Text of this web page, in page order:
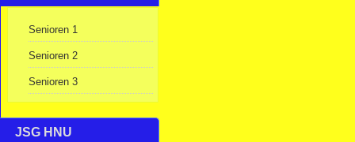
Senioren 1
Senioren 2
Senioren 3
JSG HNU